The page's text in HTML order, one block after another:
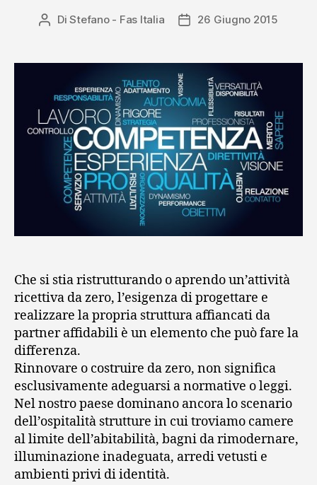
Autore
DiStefano - Fas Italia
Data26 Giugno 2015
Che si stia ristrutturando o aprendo un’attività
ricettiva da zero, l’esigenza di progettare e
realizzare la propria struttura affiancati da
partner affidabili è un elemento che può fare la
differenza.
Rinnovare o costruire da zero, non significa
esclusivamente adeguarsi a normative o leggi.
Nel nostro paese dominano ancora lo scenario
dell’ospitalità strutture in cui troviamo camere
al limite dell’abitabilità, bagni da rimodernare,
illuminazione inadeguata, arredi vetusti e
ambienti privi di identità.